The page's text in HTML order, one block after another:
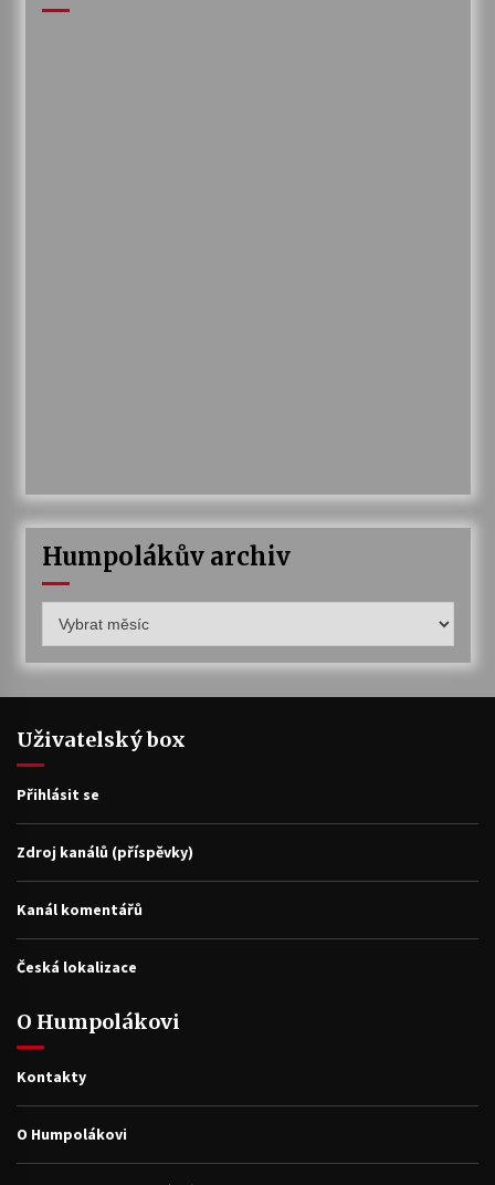
Humpolákův archiv
archiv
Uživatelský box
Přihlásit se
Zdroj kanálů (příspěvky)
Kanál komentářů
Česká lokalizace
O Humpolákovi
Kontakty
O Humpolákovi